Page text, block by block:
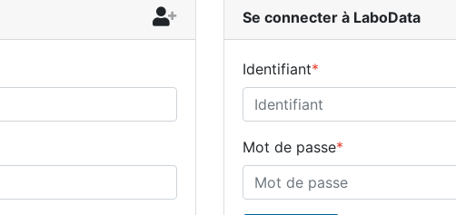
Se connecter à LaboData
Identifiant*
Mot de passe*